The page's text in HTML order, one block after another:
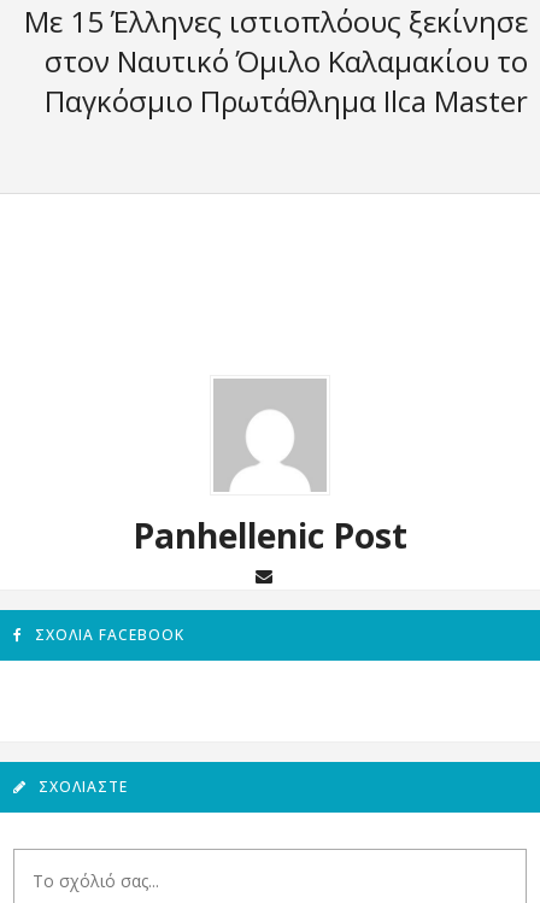
Με 15 Έλληνες ιστιοπλόους ξεκίνησε
στον Ναυτικό Όμιλο Καλαμακίου το
Παγκόσμιο Πρωτάθλημα Ilca Master
Panhellenic Post
ΣΧΌΛΙΑ FACEBOOK
ΣΧΟΛΙΆΣΤΕ